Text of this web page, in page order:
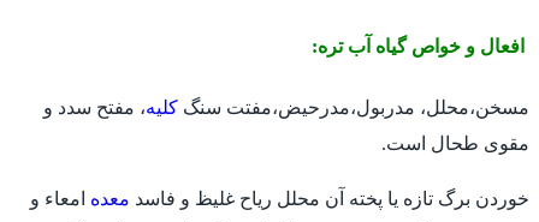
افعال و خواص گیاه آب تره:
مسخن،محلل، مدربول،مدرحیض،مفتت سنگ کلیه، مفتح سدد و
مقوی طحال است.
خوردن برگ تازه یا پخته آن محلل ریاح غلیظ و فاسد معده امعاء و